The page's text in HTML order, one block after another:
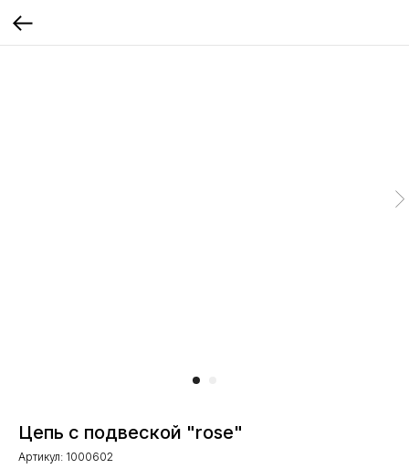
Цепь с подвеской "rose"
Артикул: 1000602